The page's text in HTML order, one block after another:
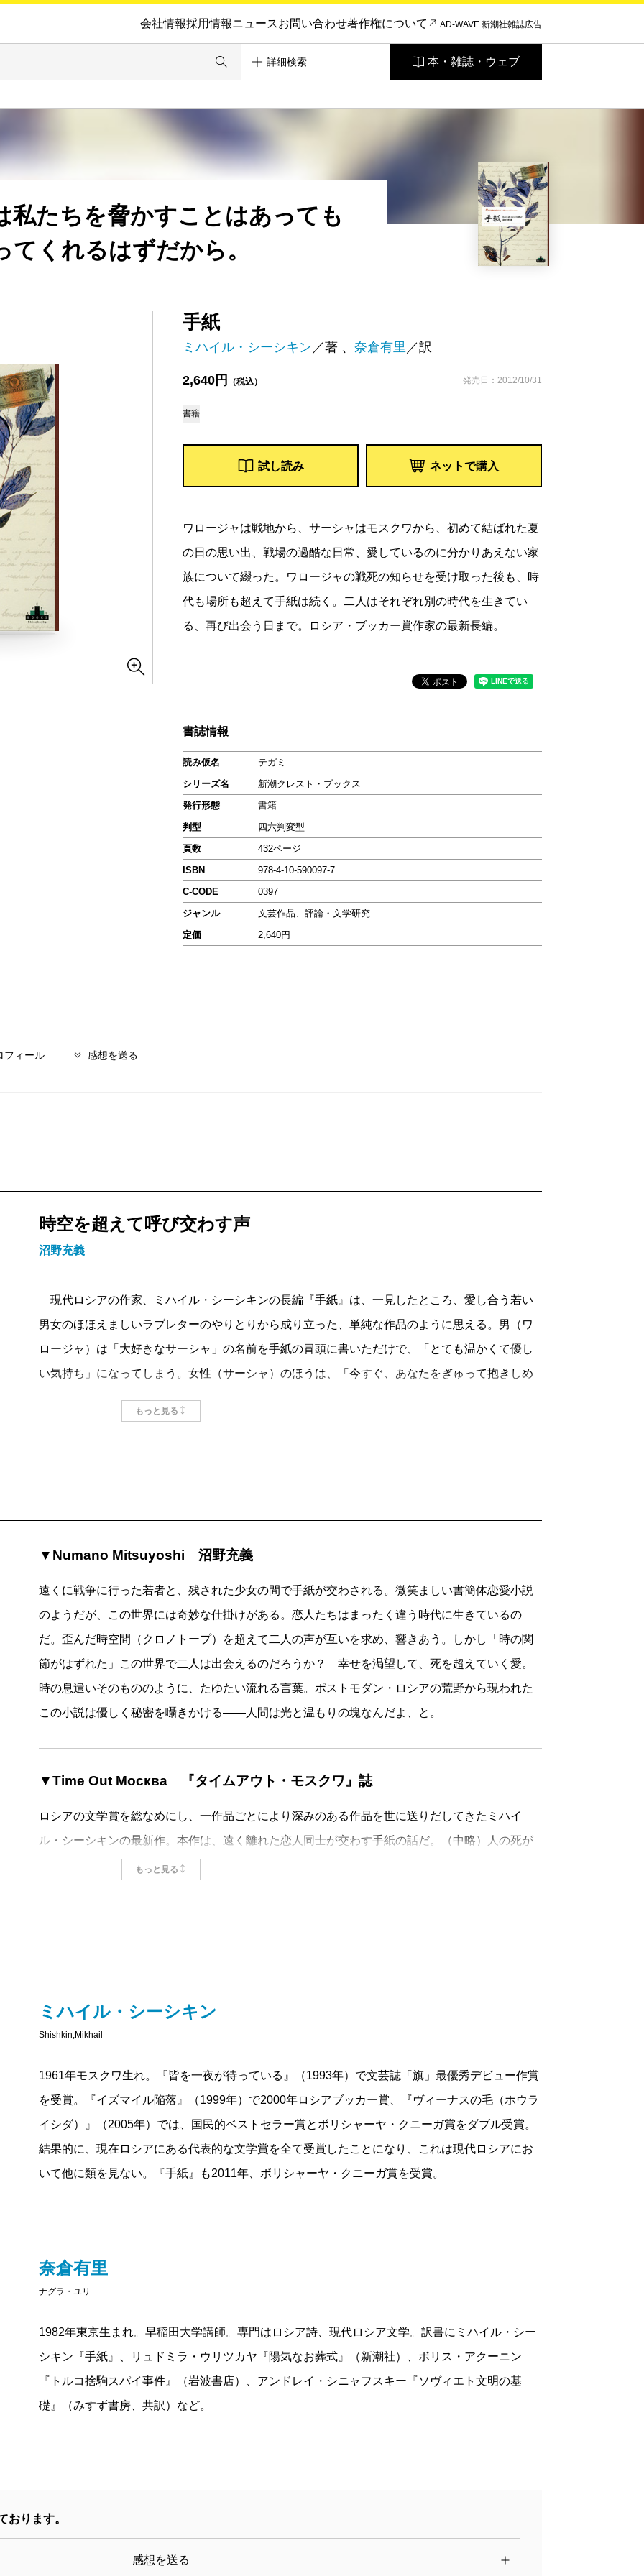
会社情報採用情報ニュースお問い合わせ著作権について AD-WAVE 新潮社雑誌広告
詳細検索 本・雑誌・ウェブ
手紙
ミハイル・シーシキン ／著 、 奈倉有里 ／訳
2,640円 （税込） 発売日：2012/10/31
書籍
試し読み ネットで購入
私たちを脅かすことはあっても
くれるはずだから。
ワロージャは戦地から、サーシャはモスクワから、初めて結ばれた夏
の日の思い出、戦場の過酷な日常、愛しているのに分かりあえない家
族について綴った。ワロージャの戦死の知らせを受け取った後も、時
代も場所も超えて手紙は続く。二人はそれぞれ別の時代を生きてい
る、再び出会う日まで。ロシア・ブッカー賞作家の最新長編。
書誌情報
読み仮名
テガミ
シリーズ名
新潮クレスト・ブックス
発行形態
書籍
判型
四六判変型
頁数
432ページ
ISBN
978-4-10-590097-7
C-CODE
0397
ジャンル
文芸作品、評論・文学研究
定価
2,640円
フィール 感想を送る
時空を超えて呼び交わす声
沼野充義
現代ロシアの作家、ミハイル・シーシキンの長編『手紙』は、一見したところ、愛し合う若い
男女のほほえましいラブレターのやりとりから成り立った、単純な作品のように思える。男（ワ
ロージャ）は「大好きなサーシャ」の名前を手紙の冒頭に書いただけで、「とても温かくて優し
い気持ち」になってしまう。女性（サーシャ）のほうは、「今すぐ、あなたをぎゅって抱きしめ
たい。なんでもいいから、とってもくだらなくて、とっても大切な話をしたい」と、どこか遠い
ところに戦争に行ってしまったらしい彼に呼びかける。
し、待ってたけど、ちょっと怖かった」。それに続く描写は（ぜひ本を手に取って読んでいただ
訳、河出書房新社）を読むといい。これは別の意味で天才的な作品ではあるが）には絶対に見ら
れない、清純で、このうえなく繊細な、心の微かな震えと喜びが響いてくるような文章である。
しかし、読み進めていくうちに、この小説の時空間にはなんだか変なことが起こっていると気
づかざるを得ない。戦争に行ってしまった恋人を待ち続ける女性は二〇世紀後半のロシア（まだ
ソ連時代だろうか）に生きているらしいのだが、男のほうは、なんと一九〇〇年、義和団事件の
鎮圧のために中国に行っているというのである（そして、出典は示されていないが、実在する従
娠、家族の不幸といった出来事を経て確実に年をとり、実生活の時間が流れていくのに対して、
ワロージャの時間は遥か彼方の戦場で凝固したままだ。
そうだとしたら、この二人の手紙のやりとりは、どうなっているのだろうか。手紙は相手に届
いているのか、疑問になってくる。それともこのすべては架空のやりとりなのだろうか？ 宛先
そもそも恋人たちは、この「時の流れが崩壊」した世界で――これはロシア語訳『ハムレッ
ト』からの引用だが、フィリップ・Ｋ・ディック風に言えば、「時は乱れて」の世界である――
だ「準備ができていない」からだろうか。疑問が深まっていくと同時に、暖かく、力強く、そし
て心に直接働きかけるような言葉が響いてくる。小説の末尾、ワロージャが正体不明の「彼」な
る人物に誘われ、どこかに出発していこうというとき、彼はこういう――人間は「光と温もりの
塊」でありつづけるだろう、と。ポストモダン・ロシアの荒野から出現した、啓示のような言葉
ではないか。
して高く評価され、権威ある文学賞を次々に受賞してきた。いまや現代ロシアで最も実力のある
伝的短篇が一つ訳されただけだったが（沼野恭子訳、『
新潮』二〇一一年五月）、今回の作品で
ようやく本格的な紹介が始まった。手紙はきっと恋人たちのもとに届くだろう。そしてこの『手
紙』も、日本の読者たちの心に。まるでサーシャになりきったような奈倉有里さんのしなやかな
訳文のおかげで。
もっと見る
▼Numano Mitsuyoshi 沼野充義
遠くに戦争に行った若者と、残された少女の間で手紙が交わされる。微笑ましい書簡体恋愛小説
のようだが、この世界には奇妙な仕掛けがある。恋人たちはまったく違う時代に生きているの
だ。歪んだ時空間（クロノトープ）を超えて二人の声が互いを求め、響きあう。しかし「時の関
節がはずれた」この世界で二人は出会えるのだろうか？ 幸せを渇望して、死を超えていく愛。
時の息遣いそのもののように、たゆたい流れる言葉。ポストモダン・ロシアの荒野から現われた
この小説は優しく秘密を囁きかける――人間は光と温もりの塊なんだよ、と。
▼Time Out Москва 『タイムアウト・モスクワ』誌
ロシアの文学賞を総なめにし、一作品ごとにより深みのある作品を世に送りだしてきたミハイ
ル・シーシキンの最新作。本作は、遠く離れた恋人同士が交わす手紙の話だ。（中略）人の死が
幾度も登場するが、この本自体は、死についてというよりは生の営みについて書かれた本だとい
▼Марина Брусникина マリーナ・ブルスニーキナ（舞台版『手紙』監督）
死ねこと、生きること、愛、記憶……そういう単純で難しい、「重たい」問題に、ミハイル・シ
ーシキンはとても真剣な答えをくれた。今生きている人々の心に確かにあるモヤモヤしたもの
に、驚くほどぴったり合う形を与えてくれた。読んだ人の心が、優しく、楽になるような形を。
もっと見る
ミハイル・シーシキン
Shishkin,Mikhail
1961年モスクワ生れ。『皆を一夜が待っている』（1993年）で文芸誌「旗」最優秀デビュー作賞
を受賞。『イズマイル陥落』（1999年）で2000年ロシアブッカー賞、『ヴィーナスの毛（ホウラ
イシダ）』（2005年）では、国民的ベストセラー賞とボリシャーヤ・クニーガ賞をダブル受賞。
結果的に、現在ロシアにある代表的な文学賞を全て受賞したことになり、これは現代ロシアにお
いて他に類を見ない。『手紙』も2011年、ボリシャーヤ・クニーガ賞を受賞。
奈倉有里
ナグラ・ユリ
1982年東京生まれ。早稲田大学講師。専門はロシア詩、現代ロシア文学。訳書にミハイル・シー
シキン『手紙』、リュドミラ・ウリツカヤ『陽気なお葬式』（新潮社）、ボリス・アクーニン
『トルコ捨駒スパイ事件』（岩波書店）、アンドレイ・シニャフスキー『ソヴィエト文明の基
礎』（みすず書房、共訳）など。
おります。
感想を送る